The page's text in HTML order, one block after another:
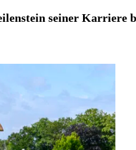
seiner Karriere